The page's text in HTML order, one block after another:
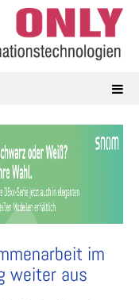
im
weiter aus